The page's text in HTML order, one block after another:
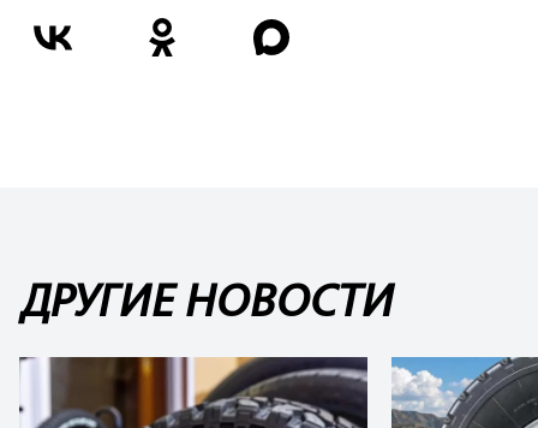
ДРУГИЕ НОВОСТИ